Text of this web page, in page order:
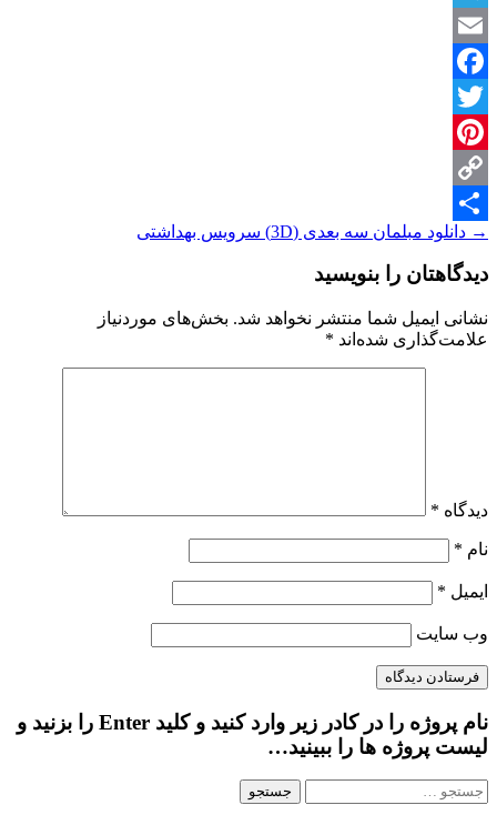
Telegram
Email
Facebook
Twitter
Pinterest
Copy
Link
Share
ناوبری
نوشته
→ دانلود مبلمان سه بعدی (3D) سرویس بهداشتی
دیدگاهتان را بنویسید
نشانی ایمیل شما منتشر نخواهد شد. بخش‌های موردنیاز
علامت‌گذاری شده‌اند *
دیدگاه *
نام *
ایمیل *
وب‌ سایت
نام پروژه را در کادر زیر وارد کنید و کلید Enter را بزنید و
لیست پروژه ها را ببینید…
جستجو